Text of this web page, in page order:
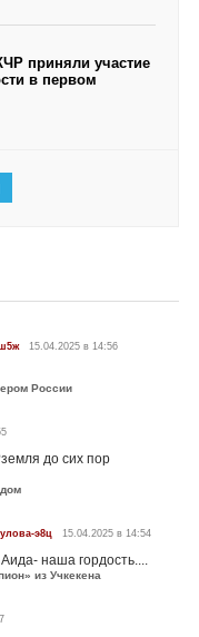
приняли участие
в первом
15.04.2025 в 14:56
России
до сих пор
э8ц 15.04.2025 в 14:54
наша гордость....
из Учкекена